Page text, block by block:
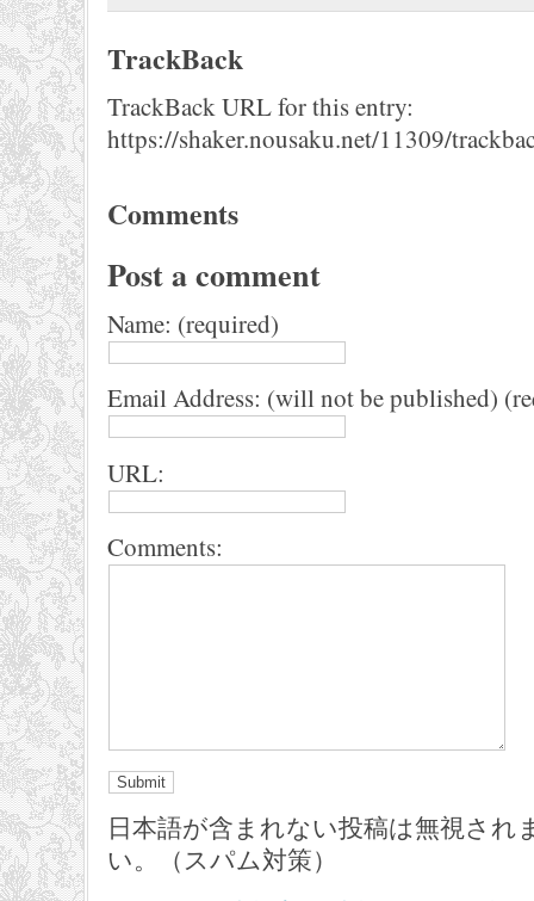
TrackBack
TrackBack URL for this entry:
https://shaker.nousaku.net/11309/
Comments
Post a comment
Name: (required)
Email Address: (will not be published)
URL:
Comments:
日本語が含まれない投稿は無視され
い。（スパム対策）